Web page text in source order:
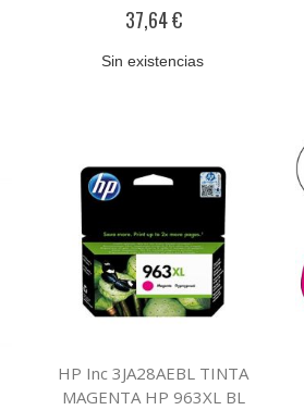
37,64 €
Sin existencias
HP Inc 3JA28AEBL TINTA
MAGENTA HP 963XL BL